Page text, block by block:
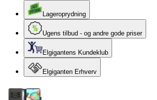
Lageroprydning
Ugens tilbud - og andre gode priser
Elgigantens Kundeklub
Elgiganten Erhverv